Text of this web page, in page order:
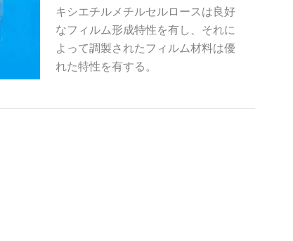
キシエチルメチルセルロースは良好
なフィルム形成特性を有し、それに
よって調製されたフィルム材料は優
れた特性を有する。